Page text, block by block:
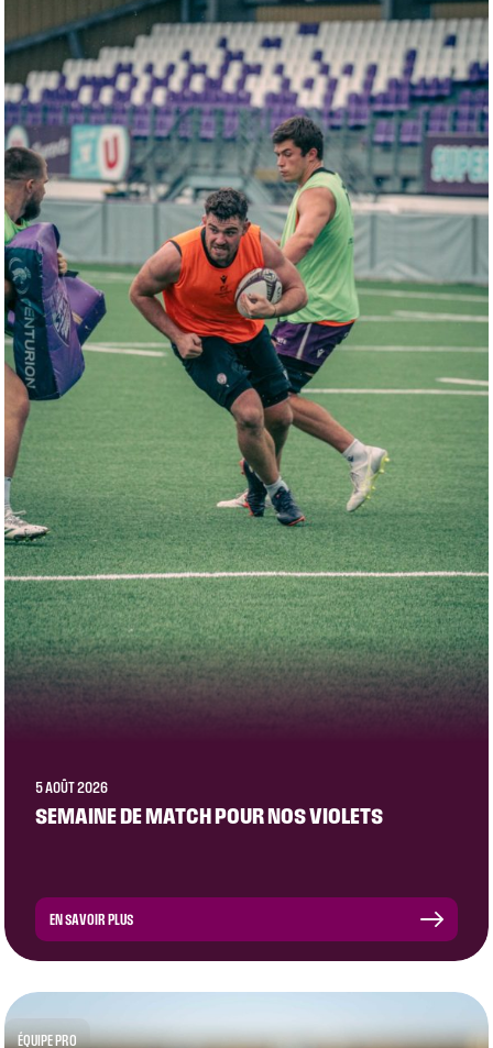
5 AOÛT 2026
SEMAINE DE MATCH POUR NOS VIOLETS
EN SAVOIR PLUS
ÉQUIPE PRO